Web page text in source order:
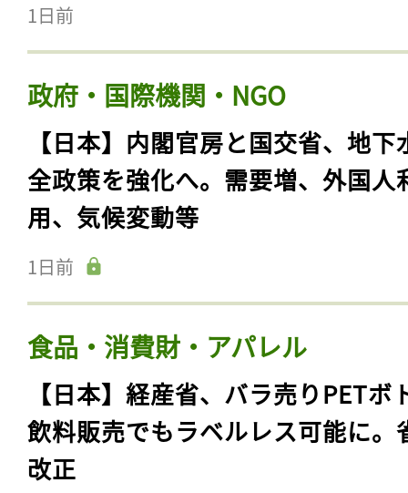
1日前
政府・国際機関・NGO
【日本】内閣官房と国交省、地下
全政策を強化へ。需要増、外国人
用、気候変動等
1日前
食品・消費財・アパレル
【日本】経産省、バラ売りPETボ
飲料販売でもラベルレス可能に。
改正